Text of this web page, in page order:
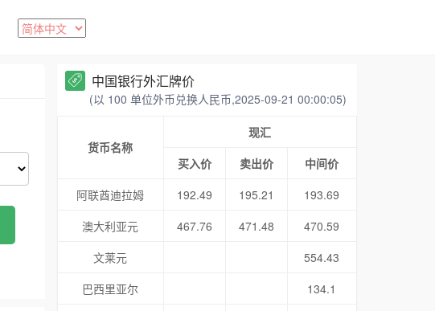
中国银行外汇牌价
(以 100 单位外币兑换人民币,2025-09-21 00:00:05)
货币名称
现汇
买入价
卖出价
中间价
阿联酋迪拉姆
192.49 195.21
193.69
澳大利亚元
467.76 471.48
470.59
文莱元
554.43
巴西里亚尔
134.1